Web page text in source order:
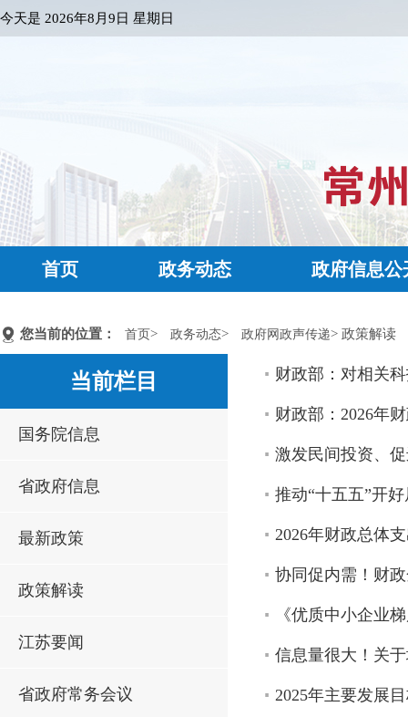
今天是 2026年8月9日 星期日
首页 政务动态 政府信息公
您当前的位置： 首页> 政务动态> 政府网政声传递> 政策解读
当前栏目
国务院信息
省政府信息
最新政策
政策解读
江苏要闻
省政府常务会议
财政部：对相关
财政部：2026年
激发民间投资、
推动“十五五”开
2026年财政总体
协同促内需！财
《优质中小企业
信息量很大！关
2025年主要发展